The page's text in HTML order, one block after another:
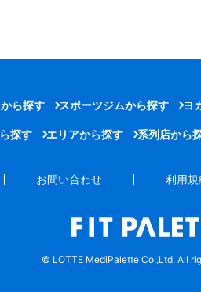
ら探す スポーツジムから探す ヨ
探す エリアから探す 系列店から
お問い合わせ 利用規
© LOTTE MediPalette Co.,Ltd. All